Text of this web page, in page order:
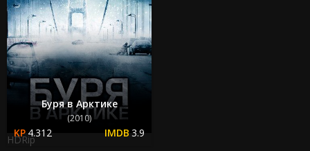
Буря в Арктике
(2010)
4.312 3.9
HDRip